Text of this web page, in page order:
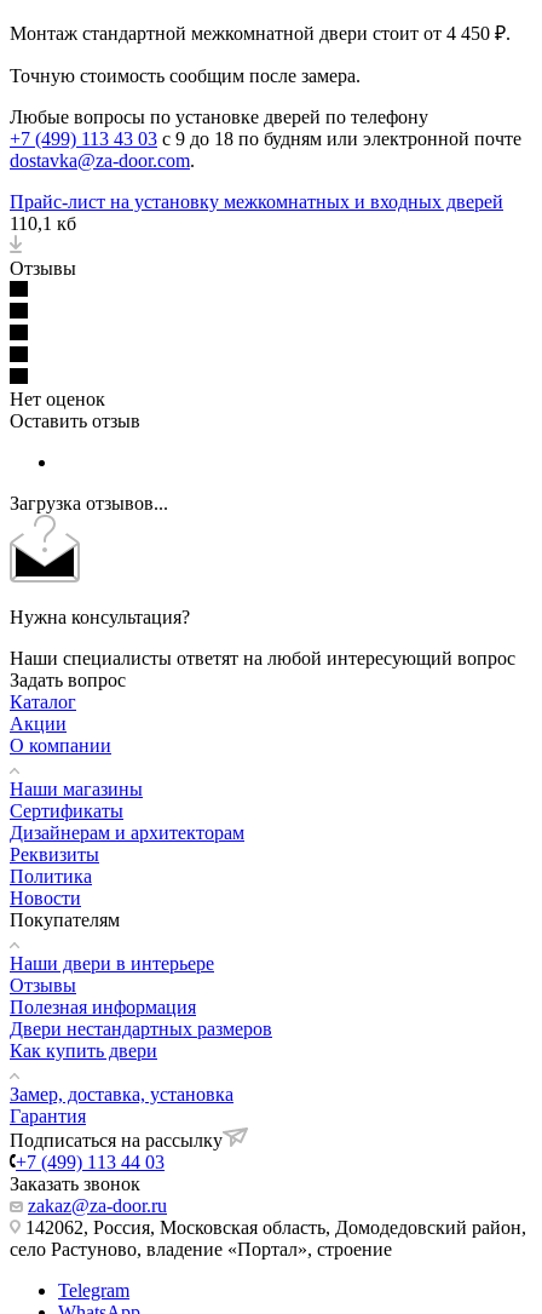
Монтаж стандартной межкомнатной двери стоит от 4 450 ₽.
Точную стоимость сообщим после замера.
Любые вопросы по установке дверей по телефону
+7 (499) 113 43 03 с 9 до 18 по будням или электронной почте
dostavka@za-door.com.
Прайс-лист на установку межкомнатных и входных дверей
110,1 кб
Отзывы
Нет оценок
Оставить отзыв
Загрузка отзывов...
Нужна консультация?
Наши специалисты ответят на любой интересующий вопрос
Задать вопрос
Каталог
Акции
О компании
Наши магазины
Сертификаты
Дизайнерам и архитекторам
Реквизиты
Политика
Новости
Покупателям
Наши двери в интерьере
Отзывы
Полезная информация
Двери нестандартных размеров
Как купить двери
Замер, доставка, установка
Гарантия
Подписаться на рассылку
+7 (499) 113 44 03
Заказать звонок
zakaz@za-door.ru
142062, Россия, Московская область, Домодедовский район,
село Растуново, владение «Портал», строение
Telegram